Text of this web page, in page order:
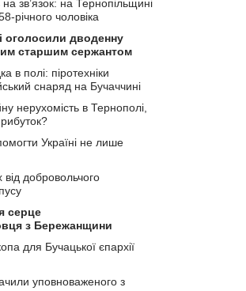
зв’язок: на Тернопільщині
річного чоловіка
оголосили дводенну
старшим сержантом
в полі: піротехніки
снаряд на Бучаччині
нерухомість в Тернополі,
Україні не лише
від добровольчого
серце
з Бережанщини
для Бучацької єпархії
уповноваженого з